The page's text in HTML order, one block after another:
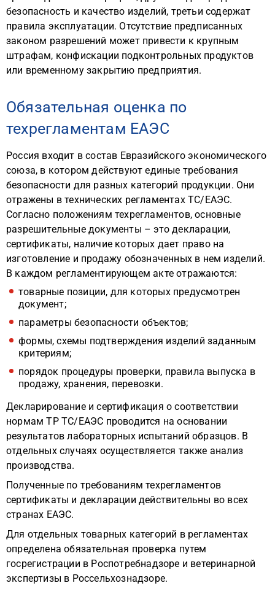
безопасность и качество изделий, третьи содержат
правила эксплуатации. Отсутствие предписанных
законом разрешений может привести к крупным
штрафам, конфискации подконтрольных продуктов
или временному закрытию предприятия.
Обязательная оценка по
техрегламентам ЕАЭС
Россия входит в состав Евразийского экономического
союза, в котором действуют единые требования
безопасности для разных категорий продукции. Они
отражены в технических регламентах ТС/ЕАЭС.
Согласно положениям техрегламентов, основные
разрешительные документы – это декларации,
сертификаты, наличие которых дает право на
изготовление и продажу обозначенных в нем изделий.
В каждом регламентирующем акте отражаются:
товарные позиции, для которых предусмотрен
документ;
параметры безопасности объектов;
формы, схемы подтверждения изделий заданным
критериям;
порядок процедуры проверки, правила выпуска в
продажу, хранения, перевозки.
Декларирование и сертификация о соответствии
нормам ТР ТС/ЕАЭС проводится на основании
результатов лабораторных испытаний образцов. В
отдельных случаях осуществляется также анализ
производства.
Полученные по требованиям техрегламентов
сертификаты и декларации действительны во всех
странах ЕАЭС.
Для отдельных товарных категорий в регламентах
определена обязательная проверка путем
госрегистрации в Роспотребнадзоре и ветеринарной
экспертизы в Россельхознадзоре.